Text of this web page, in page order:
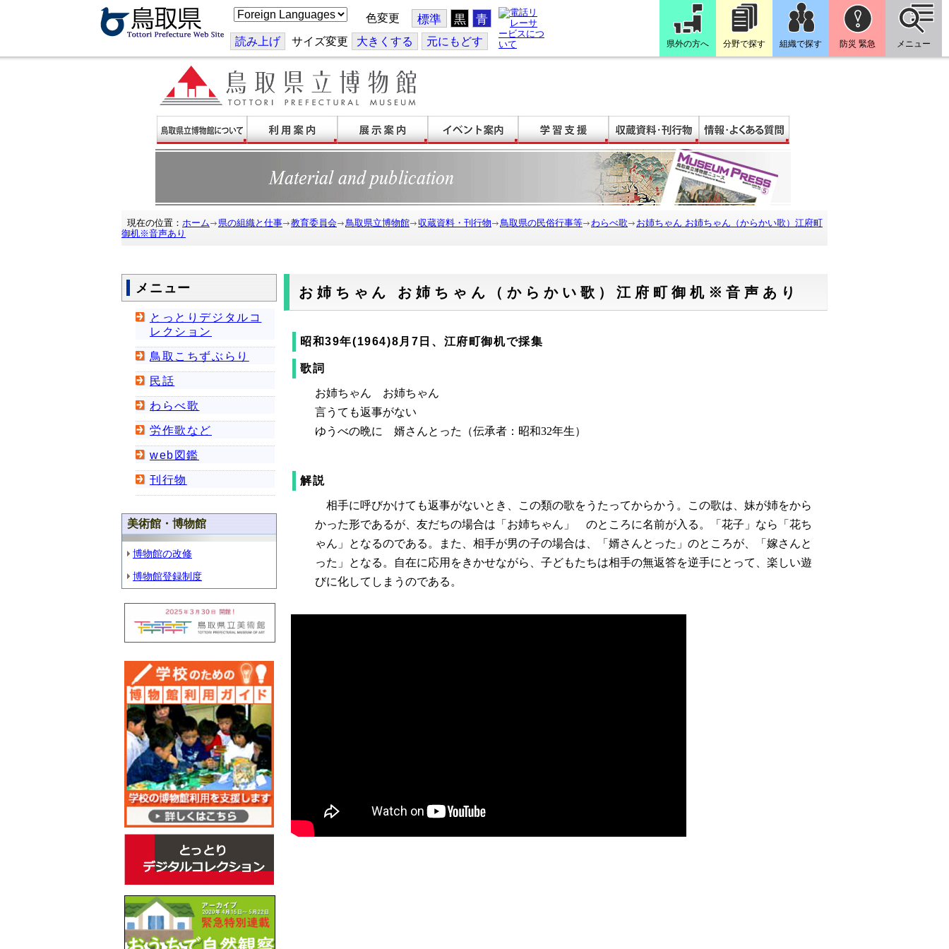
こ
の
ジ
を
翻
訳
す
る
色変更 標準 黒 青
読み上げ サイズ変更 大きくする 元にもどす 県外の方へ 分野で探す 組織で探す 防災 緊急 メニュー
現在の位置： ホーム 県の組織と仕事 教育委員会 鳥取県立博物館 収蔵資料・刊行物 鳥取県の民俗行事等 わらべ歌
お姉ちゃん お姉ちゃん（からかい歌）江府町
御机※音声あり
メニュー
とっとりデジタルコ
レクション
鳥取こちずぶらり
民話
わらべ歌
労作歌など
web図鑑
刊行物
美術館・博物館
博物館の改修
博物館登録制度
お姉ちゃん お姉ちゃん（からかい歌）江府町御机※音声あり
昭和39年(1964)8月7日、江府町御机で採集
歌詞
お姉ちゃん お姉ちゃん
言うても返事がない
ゆうべの晩に 婿さんとった
（伝承者：昭和32年生）
解説
相手に呼びかけても返事がないとき、この類の歌をうたってからかう。この歌は、妹が姉をから
かった形であるが、友だちの場合は「お姉ちゃん」 のところに名前が入る。「花子」なら「花ち
ゃん」となるのである。また、相手が男の子の場合は、「婿さんとった」のところが、「嫁さんと
った」となる。自在に応用をきかせながら、子どもたちは相手の無返答を逆手にとって、楽しい遊
びに化してしまうのである。